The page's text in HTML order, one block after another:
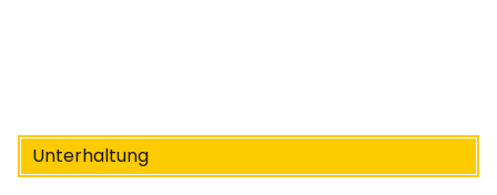
Unterhaltung